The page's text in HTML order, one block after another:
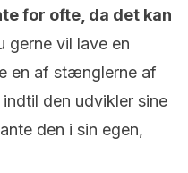
for ofte, da det kan
gerne vil lave en
en af stænglerne af
den udvikler sine
den i sin egen,